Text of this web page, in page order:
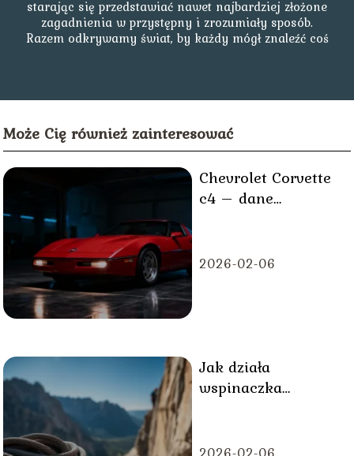
starając się przedstawiać nawet najbardziej złożone
zagadnienia w przystępny i zrozumiały sposób.
Razem odkrywamy świat, by każdy mógł znaleźć coś
Może Cię również zainteresować
Chevrolet Corvette
c4 – dane
2026-02-06
Jak działa
wspinaczka